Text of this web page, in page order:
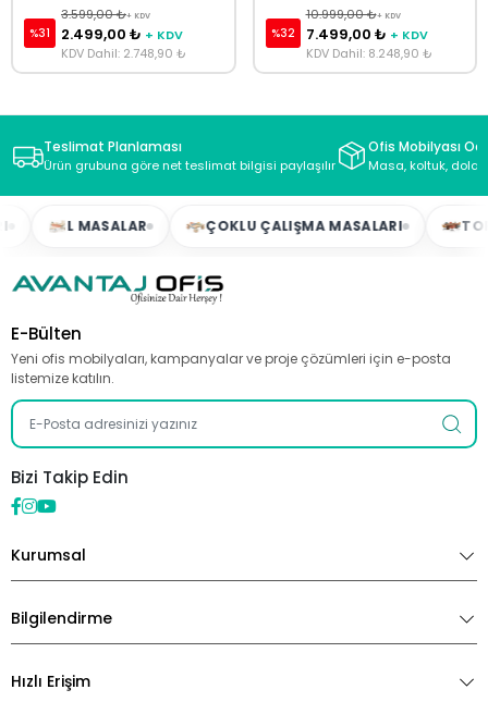
%31
3.599,00 ₺+ KDV
2.499,00 ₺ + KDV
KDV Dahil: 2.748,90 ₺
%32
10.999,00 ₺+ KDV
7.499,00 ₺ + KDV
KDV Dahil: 8.248,90 ₺
Teslimat Planlaması
Ürün grubuna göre net teslimat bilgisi paylaşılır
Ofis Mobilyası
Masa, koltuk,
L MASALAR ÇOKLU ÇALIŞMA MASALARI
E-Bülten
Yeni ofis mobilyaları, kampanyalar ve proje çözümleri için e-posta
listemize katılın.
Bizi Takip Edin
Kurumsal
Bilgilendirme
Hızlı Erişim